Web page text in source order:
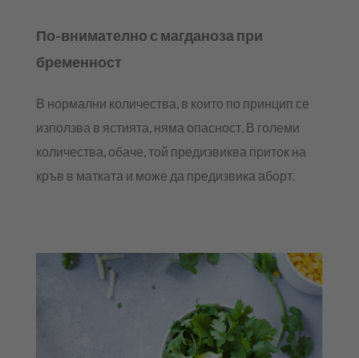
По-внимателно с магданоза при
бременност
В нормални количества, в които по принцип се
използва в ястията, няма опасност. В големи
количества, обаче, той предизвиква приток на
кръв в матката и може да предизвика аборт.